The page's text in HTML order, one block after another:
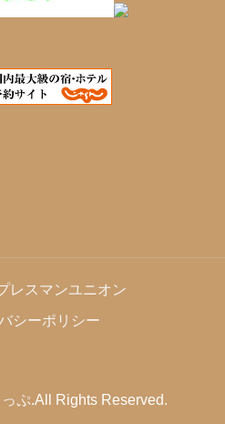
レスマンユニオン
シーポリシー
ぷ.All Rights Reserved.